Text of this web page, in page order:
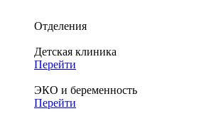
Отделения
Детская клиника
Перейти
ЭКО и беременность
Перейти